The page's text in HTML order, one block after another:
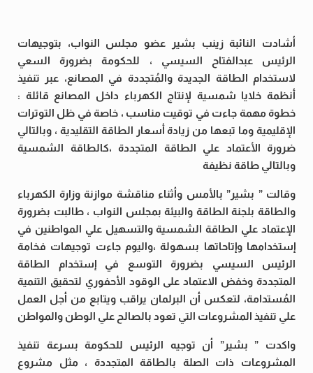
أشادت النائبة زينب بشير عضو مجلس النواب، بتوجيهات
الرئيس عبدالفتاح السيسي ، للحكومة بضرورة السعي
لاستخدام الطاقة الجديدة والمُتجددة في المصانع، عبر تنفيذ
أنظمة خلايا شمسية لإنتاج الكهرباء داخل المصانع قائلة :
خطوة مهمة جاءت في توقيت مناسب ، خاصة في ظل التوترات
الإقليمية وما تبعها من زيادة أسعار الطاقة التقليدية ، وبالتالي
ضرورة الأعتماد علي الطاقة المتجددة ،كالطاقة الشمسية
وبالتالي طاقة نظيفة
وقالت ” بشير” بالأمس وأثناء مناقشة موازنة وزارة الكهرباء
والطاقة بلجنة الطاقة والبيئة بمجلس النواب ، طالبت بضرورة
الإعتماد علي الطاقة الشمسية والتسهيل علي المواطنين في
إستخدامها وإتاحاتها بسهولة ،واليوم جاءت توجيهات فخامة
الرئيس السيسي بضرورة التوسع في إستخدام الطاقة
المتجددة وخفض الاعتماد على الوقود الأحفوري لتحقيق التنمية
المُستدامة، لتعكس أن البرلمان يراقب ويتابع من أجل العمل
علي تنفيذ المشروعات التي تعود بالصالح علي الوطن والمواطن
واكدت ” بشير” أن توجيه الرئيس للحكومة بسرعة تنفيذ
المشروعات ذات الصلة بالطاقة المتجددة ، مثل مشروع